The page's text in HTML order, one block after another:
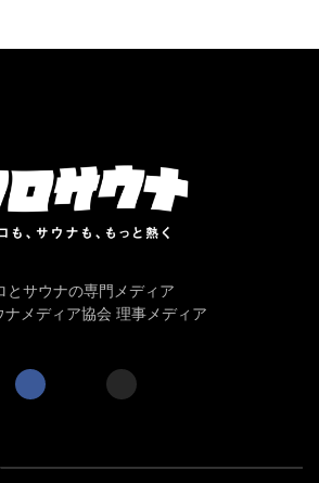
とサウナの専門メディア
ナメディア協会 理事メディア